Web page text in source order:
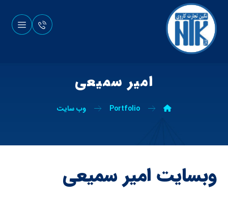
امیر سمیعی
Portfolio وب سایت
وبسایت امیر سمیعی